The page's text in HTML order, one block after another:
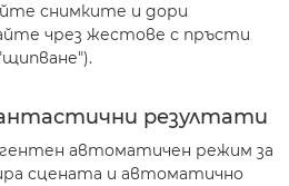
снимките и дори
чрез жестове с пръсти
резултати
автоматичен режим за
сцената и автоматично